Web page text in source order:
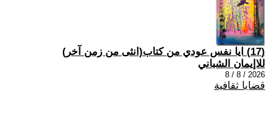
(17) ايا نفس عودي من كتاب(انثى من زمن آخر)
للاإيمان الشباني
2026 / 8 / 8
قضايا ثقافية